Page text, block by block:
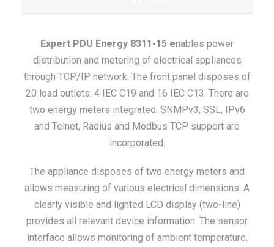
Expert PDU Energy 8311-15 enables power
distribution and metering of electrical appliances
through TCP/IP network. The front panel disposes of
20 load outlets: 4 IEC C19 and 16 IEC C13. There are
two energy meters integrated. SNMPv3, SSL, IPv6
and Telnet, Radius and Modbus TCP support are
incorporated.
The appliance disposes of two energy meters and
allows measuring of various electrical dimensions. A
clearly visible and lighted LCD display (two-line)
provides all relevant device information. The sensor
interface allows monitoring of ambient temperature,